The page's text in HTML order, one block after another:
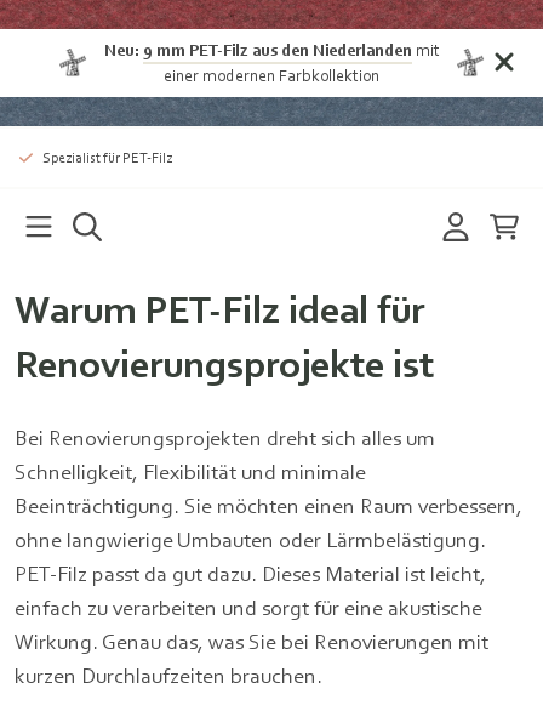
Neu: 9 mm PET-Filz aus den Niederlanden mit
einer modernen Farbkollektion
Spezialist für PET-Filz
Warum PET-Filz ideal für
Renovierungsprojekte ist
Bei Renovierungsprojekten dreht sich alles um
Schnelligkeit, Flexibilität und minimale
Beeinträchtigung. Sie möchten einen Raum verbessern,
ohne langwierige Umbauten oder Lärmbelästigung.
PET-Filz passt da gut dazu. Dieses Material ist leicht,
einfach zu verarbeiten und sorgt für eine akustische
Wirkung. Genau das, was Sie bei Renovierungen mit
kurzen Durchlaufzeiten brauchen.